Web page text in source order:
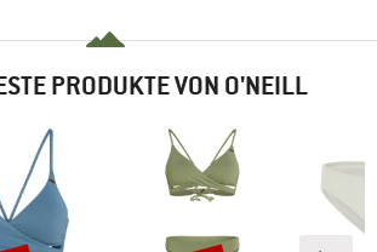
PRODUKTE VON O'NEILL